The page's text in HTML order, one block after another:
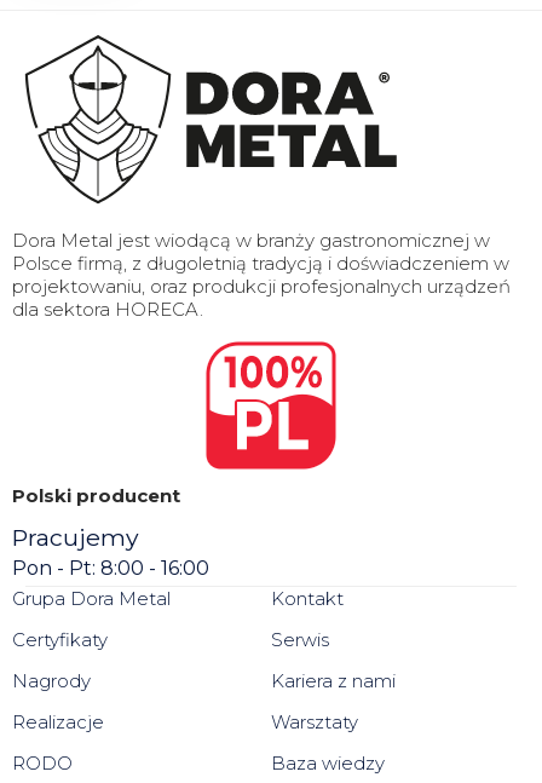
Dora Metal jest wiodącą w branży gastronomicznej w
Polsce firmą, z długoletnią tradycją i doświadczeniem w
projektowaniu, oraz produkcji profesjonalnych urządzeń
dla sektora HORECA.
Polski producent
Pracujemy
Pon - Pt: 8:00 - 16:00
Grupa Dora Metal
Certyfikaty
Nagrody
Realizacje
RODO
Kontakt
Serwis
Kariera z nami
Warsztaty
Baza wiedzy